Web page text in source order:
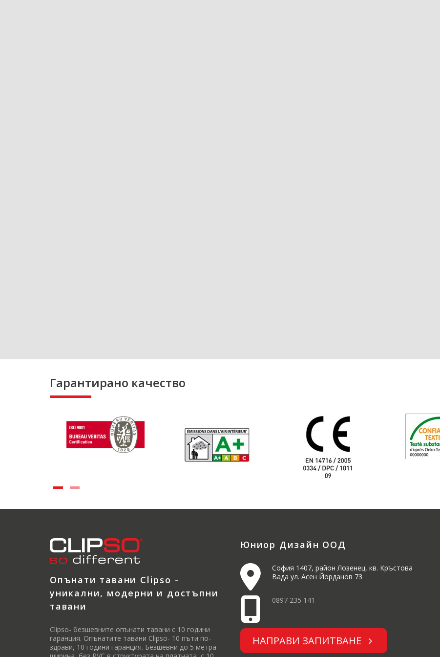
Гарантирано качество
Опънати тавани Clipso -
уникални, модерни и достъпни
тавани
Clipso- безшевните опънати тавани с 10 години
гаранция. Опънатите тавани Clipso- 10 пъти по-
здрави, 10 години гаранция. Безшевни до 5 метра
Юниор Дизайн ООД
София 1407, район Лозенец, кв. Кръстова
Вада ул. Асен Йорданов 73
0897 235 141
НАПРАВИ ЗАПИТВАНЕ